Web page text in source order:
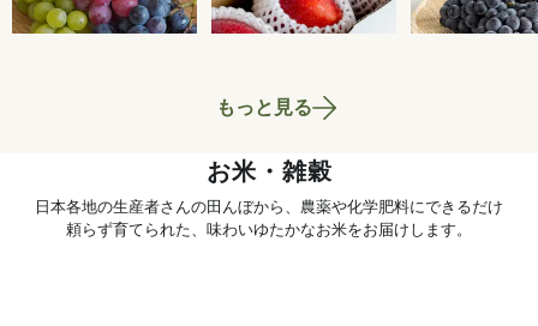
送料込 6,750円 送料込 5,180
相当）
送料込
もっと見る
お米・雑穀
日本各地の生産者さんの田んぼから、農薬や化学肥料にできるだけ
頼らず育てられた、味わいゆたかなお米をお届けします。